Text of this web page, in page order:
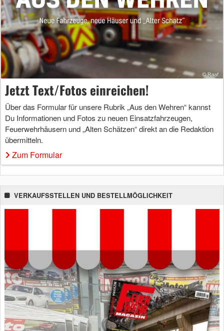
Jetzt Text/Fotos einreichen!
Über das Formular für unsere Rubrik „Aus den Wehren“ kannst
Du Informationen und Fotos zu neuen Einsatzfahrzeugen,
Feuerwehrhäusern und „Alten Schätzen“ direkt an die Redaktion
übermitteln.
Zum Formular
VERKAUFSSTELLEN UND BESTELLMÖGLICHKEIT